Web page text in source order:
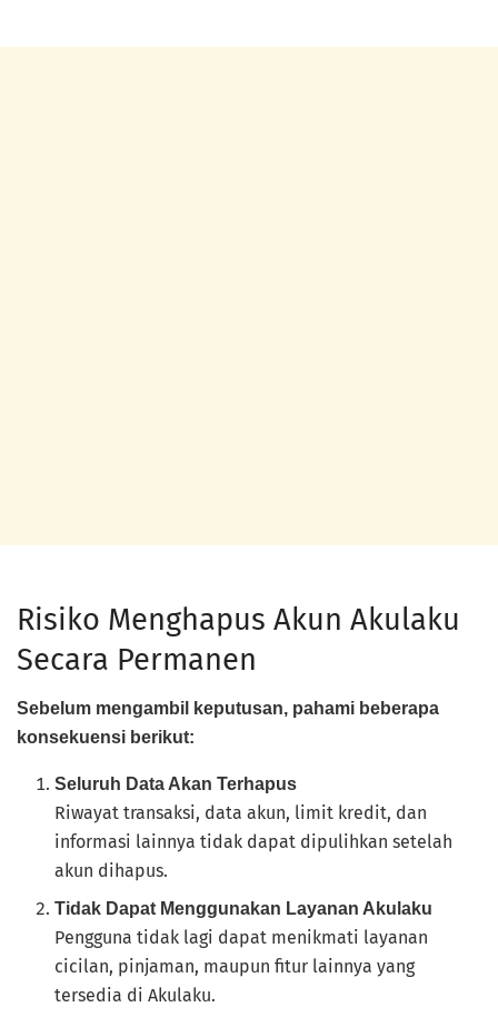
Risiko Menghapus Akun Akulaku
Secara Permanen
Sebelum mengambil keputusan, pahami beberapa
konsekuensi berikut:
Seluruh Data Akan Terhapus
Riwayat transaksi, data akun, limit kredit, dan
informasi lainnya tidak dapat dipulihkan setelah
akun dihapus.
Tidak Dapat Menggunakan Layanan Akulaku
Pengguna tidak lagi dapat menikmati layanan
cicilan, pinjaman, maupun fitur lainnya yang
tersedia di Akulaku.